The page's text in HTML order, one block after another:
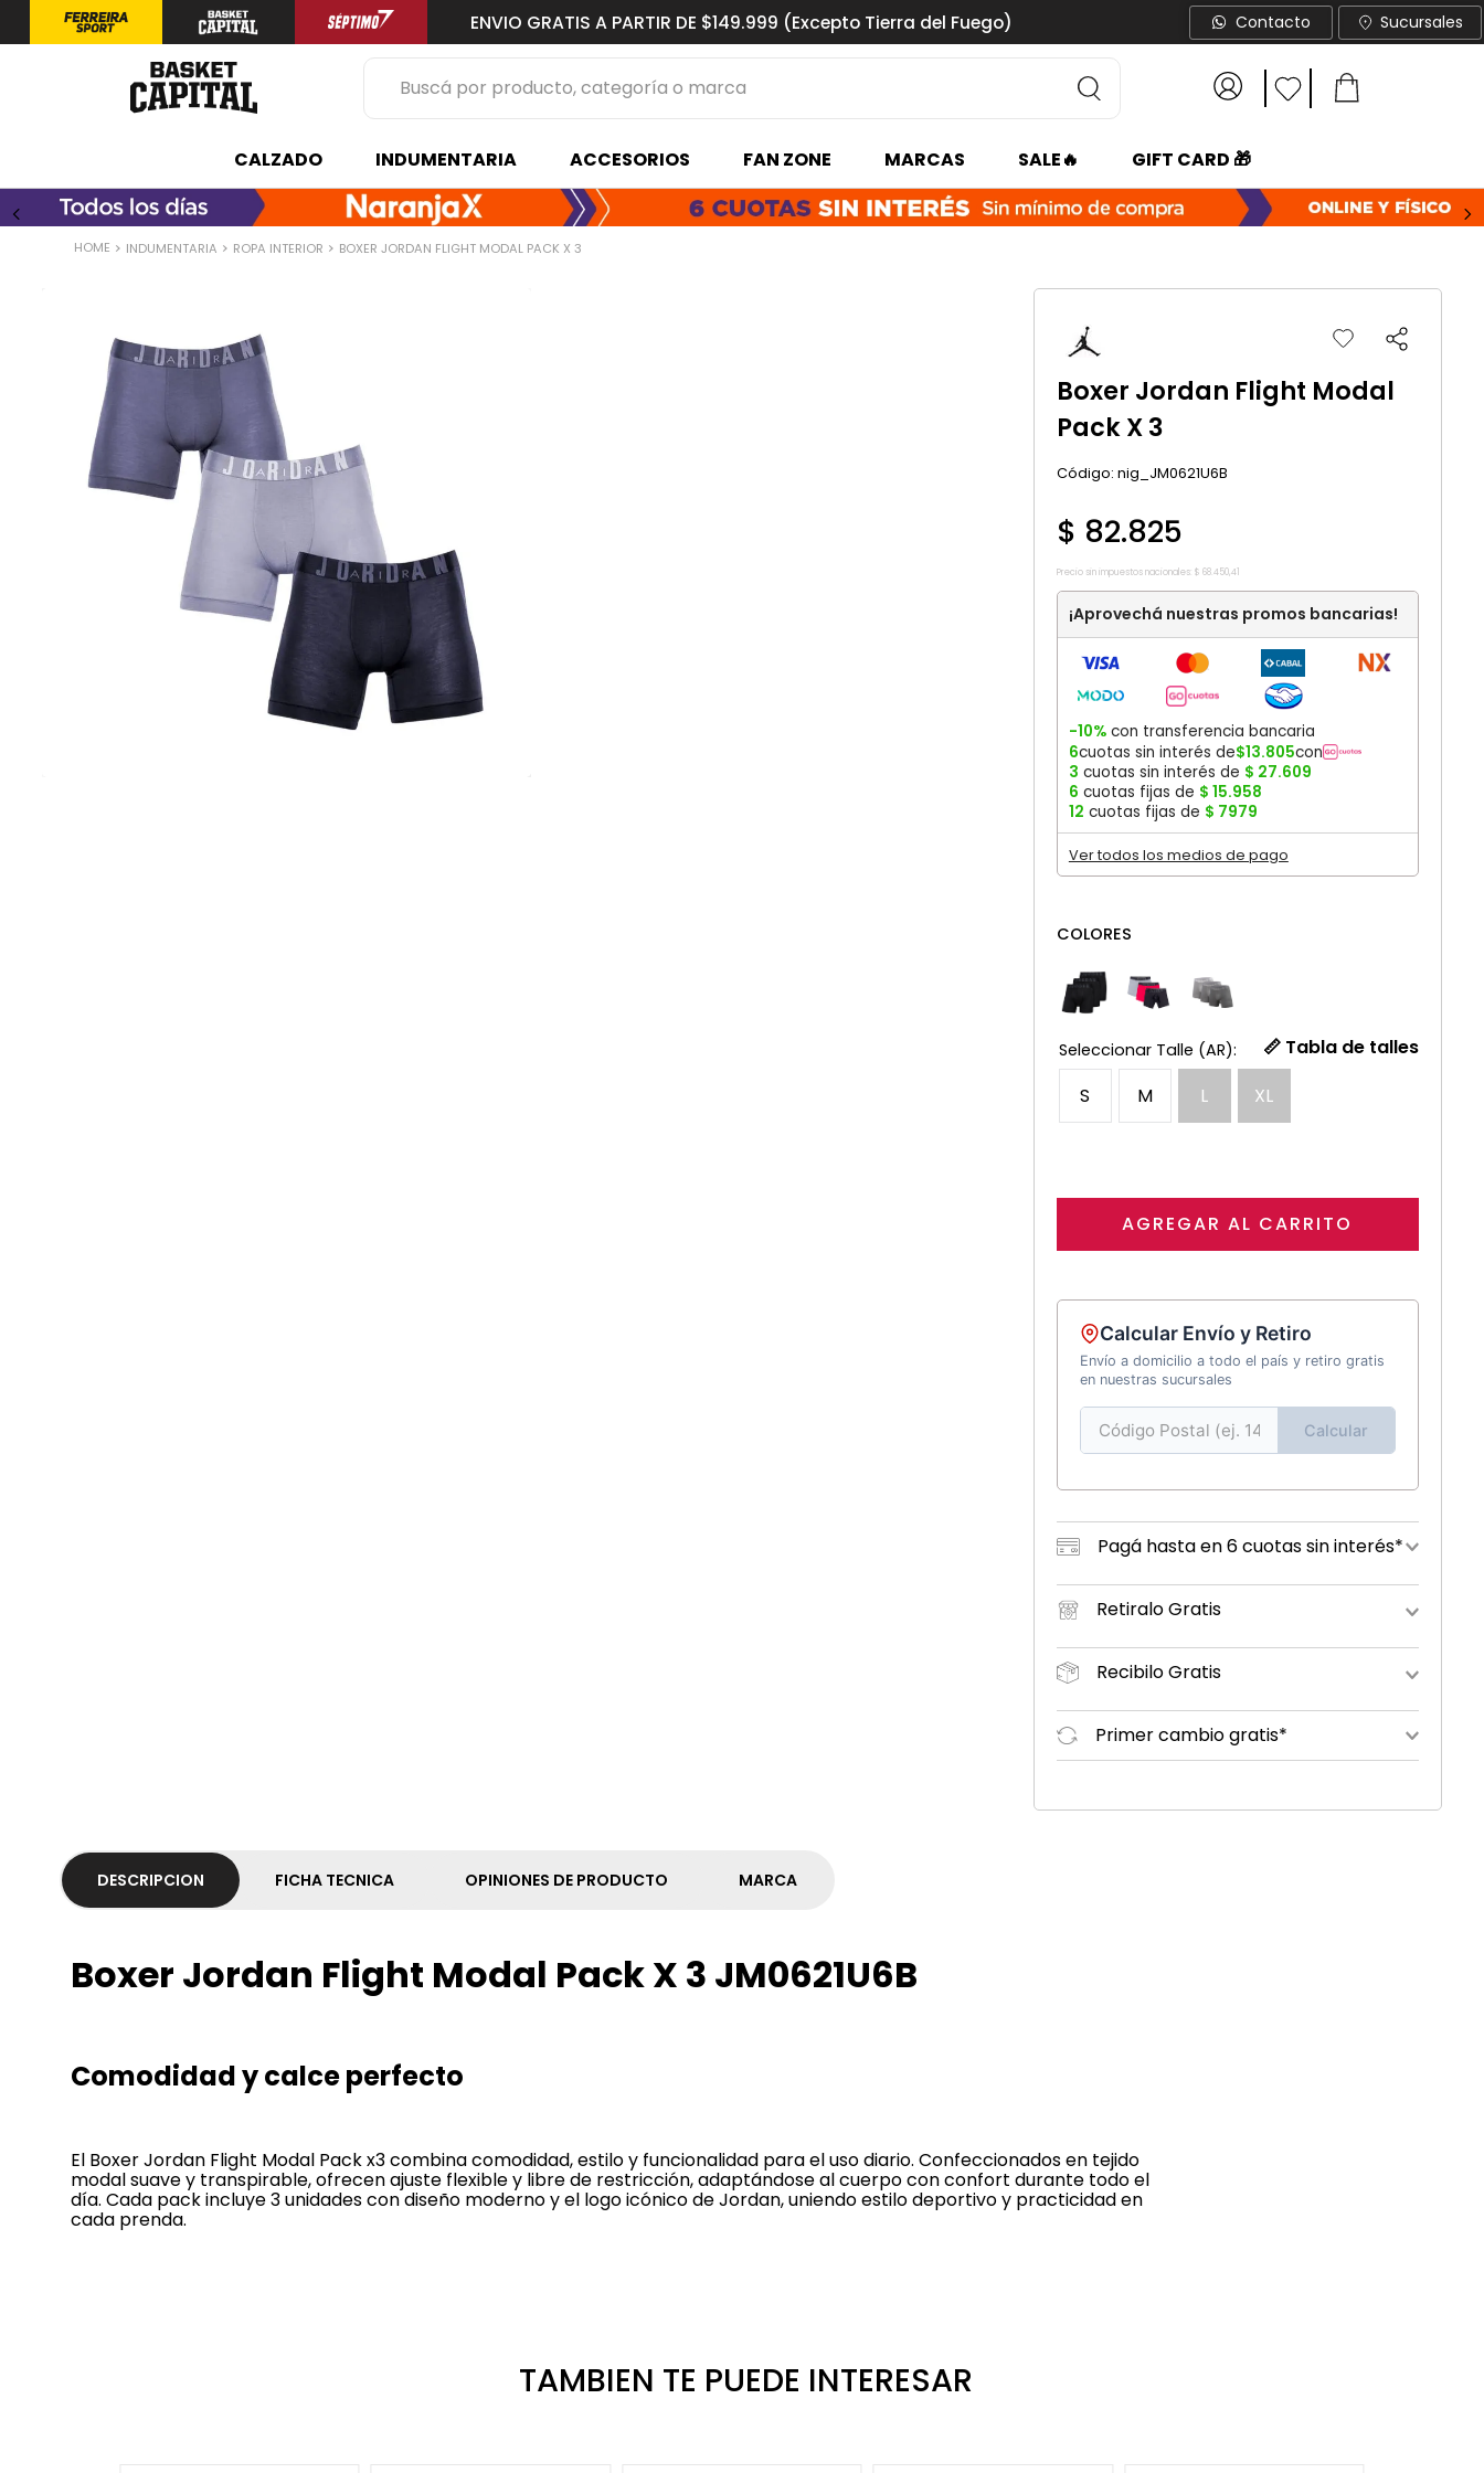
ENVIO GRATIS A PARTIR DE $149.999 (Excepto Tierra del Fuego) Contacto Sucursales
Buscá por producto, categoría o marca
CALZADO INDUMENTARIA ACCESORIOS FAN ZONE MARCAS SALE🔥 GIFT CARD 🎁
INDUMENTARIA ROPA INTERIOR BOXER JORDAN FLIGHT MODAL PACK X 3
Boxer Jordan Flight Modal
Pack X 3
: nig_JM0621U6B
$ 82.825
Precio sin impuestos nacionales: $ 68.450,41
¡Aprovechá nuestras promos bancarias!
-10%con transferencia bancaria
6cuotas sin interés de$13.805con
3 cuotas sin interés de $ 27.609
6 cuotas fijas de $ 15.958
12 cuotas fijas de $ 7979
Ver todos los medios de pago
COLORES
S L
M XL
📏 Tabla de talles
AGREGAR AL CARRITO
Calcular Envío y Retiro
Envío a domicilio a todo el país y retiro gratis
en nuestras sucursales
Calcular
Pagá hasta en 6 cuotas sin interés*
Retiralo Gratis
Recibilo Gratis
Primer cambio gratis*
DESCRIPCION FICHA TECNICA OPINIONES DE PRODUCTO MARCA
Boxer Jordan Flight Modal Pack X 3 JM0621U6B
Comodidad y calce perfecto
El Boxer Jordan Flight Modal Pack x3 combina comodidad, estilo y funcionalidad para el uso diario. Confeccionados en tejido
modal suave y transpirable, ofrecen ajuste flexible y libre de restricción, adaptándose al cuerpo con confort durante todo el
día. Cada pack incluye 3 unidades con diseño moderno y el logo icónico de Jordan, uniendo estilo deportivo y practicidad en
cada prenda.
TAMBIEN TE PUEDE INTERESAR
2.
niño
3.
zapatillas